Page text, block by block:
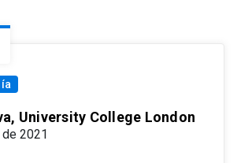
University College London
2021